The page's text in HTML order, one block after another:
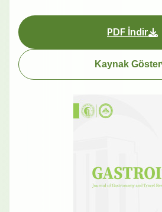
PDF İndir
Kaynak Göster